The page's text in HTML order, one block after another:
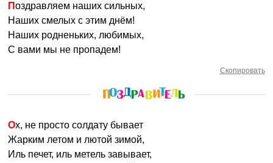
Поздравляем наших сильных,
Наших смелых с этим днём!
Наших родненьких, любимых,
С вами мы не пропадем!
Скопировать
Ох, не просто солдату бывает
Жарким летом и лютой зимой,
Иль печет, иль метель завывает,